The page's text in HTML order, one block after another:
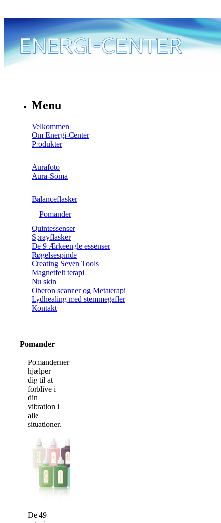
Menu
Velkommen
Om Energi-Center
Produkter
Aurafoto
Aura-Soma
Balanceflasker
Pomander
Quintessenser
Sprayflasker
De 9 Ærkeengle essenser
Røgelsespinde
Creating Seven Tools
Magnetfelt terapi
Nu skin
Oberon scanner og Metaterapi
Lydhealing med stemmegafler
Kontakt
Pomander
Pomanderner
hjælper
dig til at
forblive i
din
vibration i
alle
situationer.
De 49